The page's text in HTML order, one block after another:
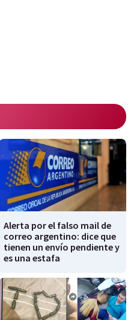
Alerta por el falso mail de
correo argentino: dice que
tienen un envío pendiente y
es una estafa